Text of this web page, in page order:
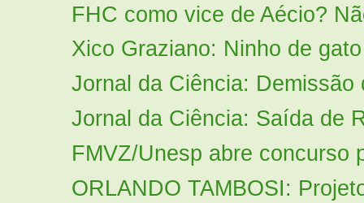
FHC como vice de Aécio?
Xico Graziano: Ninho de gato
Jornal da Ciência:
Jornal da Ciência: Saída de
FMVZ/Unesp abre concurso
ORLANDO TAMBOSI: